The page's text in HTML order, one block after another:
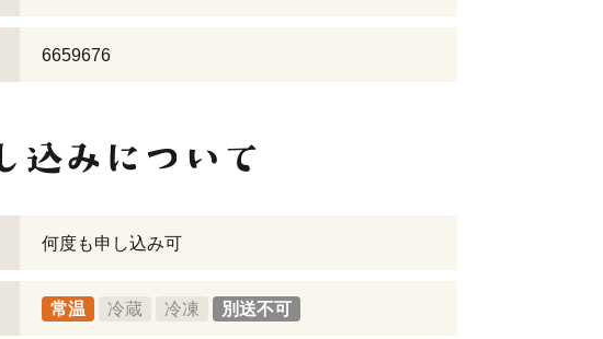
6659676
何度も申し込み可
常温 冷蔵 冷凍 別送不可